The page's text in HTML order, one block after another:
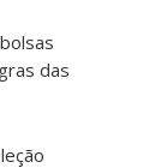
das